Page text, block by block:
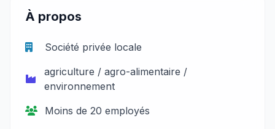
À propos
Société privée locale
agriculture / agro-alimentaire /
environnement
Moins de 20 employés